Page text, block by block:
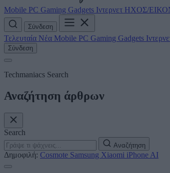
Mobile PC Gaming Gadgets Ιντερνετ ΗΧΟΣ/
Σύνδεση
Τελευταία Νέα Mobile PC Gaming Gadgets
Σύνδεση
Techmaniacs Search
Αναζήτηση άρθρων
Search
Αναζήτηση
Δημοφιλή: Cosmote Samsung Xiaomi iPhone AI